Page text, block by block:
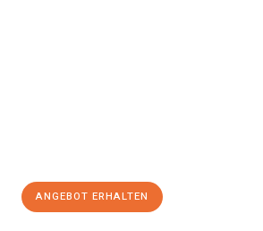
ANGEBOT ERHALTEN